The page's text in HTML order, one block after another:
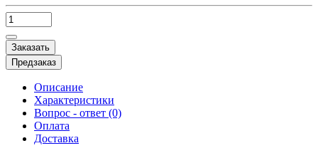
Заказать
Предзаказ
Описание
Характеристики
Вопрос - ответ (0)
Оплата
Доставка